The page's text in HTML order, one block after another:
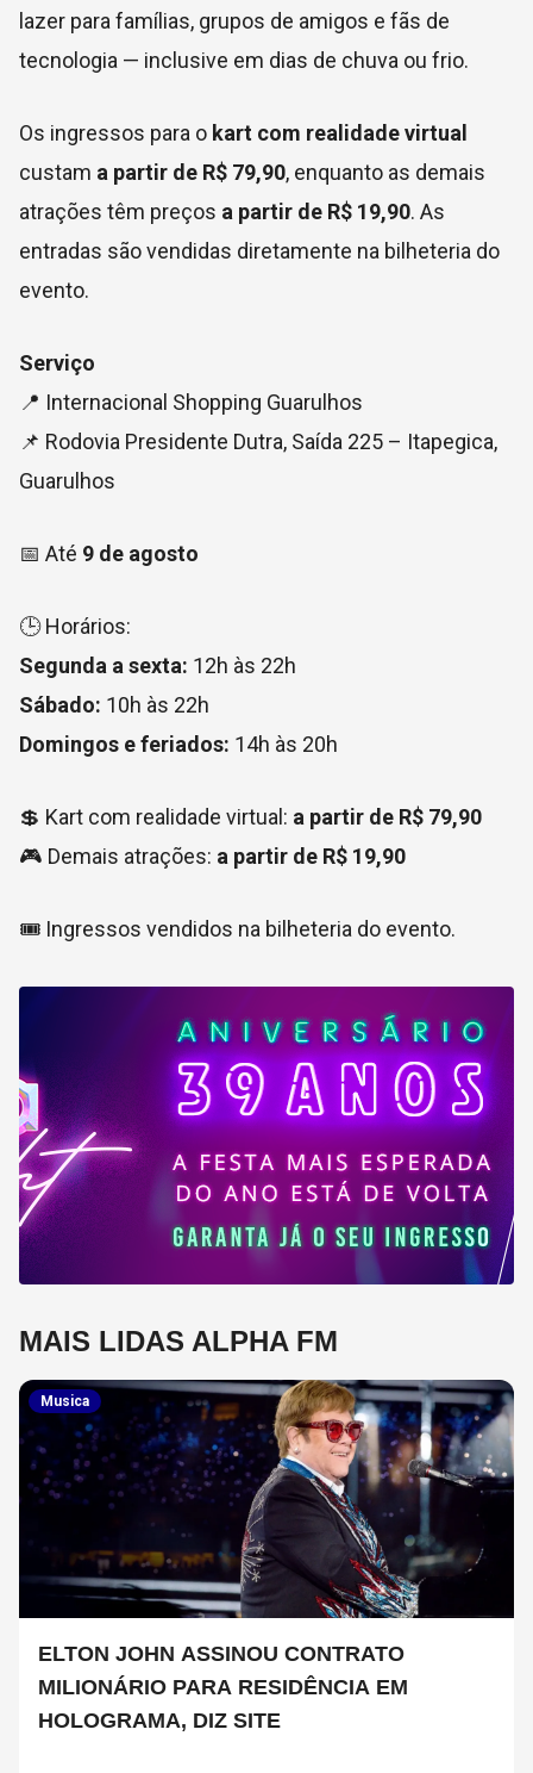
lazer para famílias, grupos de amigos e fãs de
tecnologia — inclusive em dias de chuva ou frio.
Os ingressos para o kart com realidade virtual
custam a partir de R$ 79,90, enquanto as demais
atrações têm preços a partir de R$ 19,90. As
entradas são vendidas diretamente na bilheteria do
evento.
Serviço
📍 Internacional Shopping Guarulhos
📌 Rodovia Presidente Dutra, Saída 225 – Itapegica,
Guarulhos
📅 Até 9 de agosto
🕒 Horários:
Segunda a sexta: 12h às 22h
Sábado: 10h às 22h
Domingos e feriados: 14h às 20h
💲 Kart com realidade virtual: a partir de R$ 79,90
🎮 Demais atrações: a partir de R$ 19,90
🎟️ Ingressos vendidos na bilheteria do evento.
MAIS LIDAS ALPHA FM
Musica
ELTON JOHN ASSINOU CONTRATO
MILIONÁRIO PARA RESIDÊNCIA EM
HOLOGRAMA, DIZ SITE